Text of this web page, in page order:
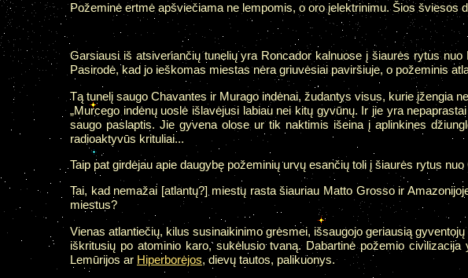
Požeminė ertmė apšviečiama ne lempomis, o oro įelektrinimu. Šios šviesos
Garsiausi iš atsiveriančių tunelių yra Roncador kalnuose į šiaurės rytus
Pasirodė, kad jo ieškomas miestas nėra griuvėsiai paviršiuje, o požeminis
Tą tunelį saugo Chavantes ir Murago indėnai, žudantys visus, kurie įžengia
„Murcego indėnų uoslė išlavėjusi labiau nei kitų gyvūnų. Ir jie yra
saugo paslaptis. Jie gyvena olose ur tik naktimis išeina į aplinkines
radioaktyvūs krituliai...
Taip pat girdėjau apie daugybę požeminių urvų esančių toli į šiaurės rytus
Tai, kad nemažai [atlantų?] miestų rasta šiauriau Matto Grosso ir
miestus?
Vienas atlantiečių, kilus susinaikinimo grėsmei, išsaugojo geriausią
iškritusių po atominio karo, sukėlusio tvaną. Dabartinė požemio
Lemūrijos ar Hiperborėjos, dievų tautos, palikuonys.